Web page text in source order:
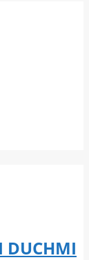
DUCHMI